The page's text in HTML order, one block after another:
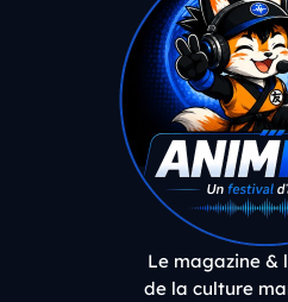
Le magazine &
de la culture